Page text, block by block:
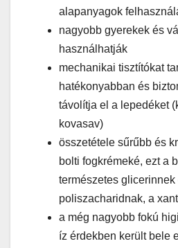
alapanyagok
nagyobb gyerekek és
használhatják
mechanikai tisztítókat
hatékonyabban és
távolítja el a lepedéket
kovasav)
összetétele sűrűbb és
bolti fogkrémeké, ezt a
természetes
poliszacharidnak, a
a még nagyobb fokú
íz érdekben került bele